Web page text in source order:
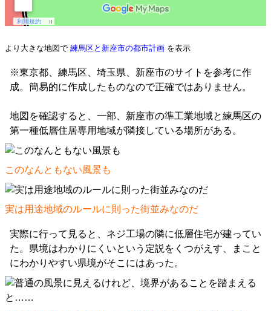
より大きな地図で 練馬区と新座市の都市計画 を表示
※東京都、練馬区、埼玉県、新座市のサイトを参考に作
成。簡易的に作成したものなので正確ではありません。
地図を確認すると、一部、新座市の準工業地域と練馬区の
第一種低層住居専用地域が隣接している場所がある。
このなんともない風景も
実は用途地域のルールに則った街並みなのだ
実際に行って見ると、ネジ工場の隣に低層住宅が建ってい
た。県境はわかりにくいという定説をくつがえす、まこと
にわかりやすい県境がそこにはあった。